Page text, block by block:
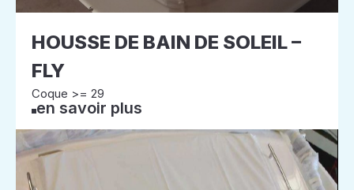
HOUSSE DE BAIN DE SOLEIL –
FLY
Coque >= 29
en savoir plus